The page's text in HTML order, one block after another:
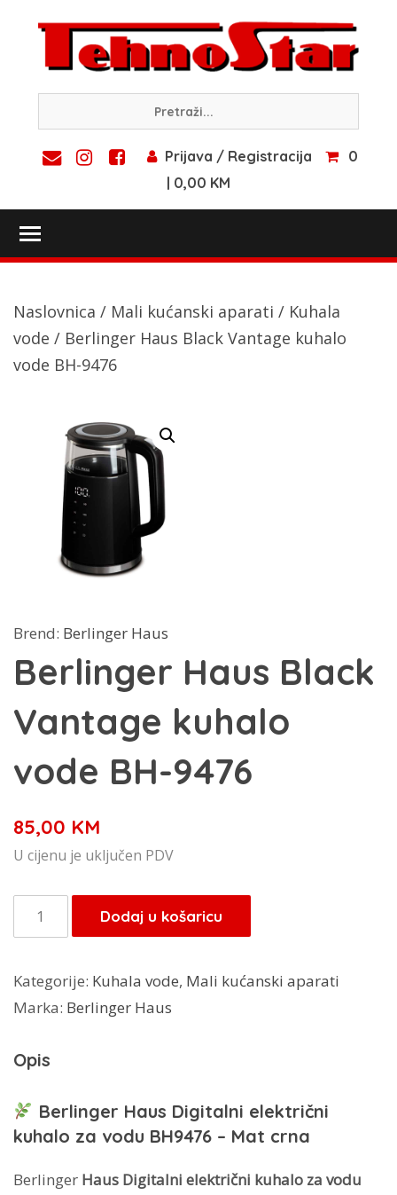
content
Prijava / Registracija
0
| 0,00 KM
Naslovnica / Mali kućanski aparati / Kuhala
vode / Berlinger Haus Black Vantage kuhalo
vode BH-9476
Brend: Berlinger Haus
Berlinger Haus Black
Vantage kuhalo
vode BH-9476
85,00 KM
U cijenu je uključen PDV
Berlinger
Haus
Vantage
kuhalo
BH-
količina
Dodaj u košaricu
Kategorije: Kuhala vode, Mali kućanski aparati
Marka: Berlinger Haus
Opis
Berlinger Haus Digitalni električni
kuhalo za vodu BH9476 – Mat crna
Berlinger Haus Digitalni električni kuhalo za vodu